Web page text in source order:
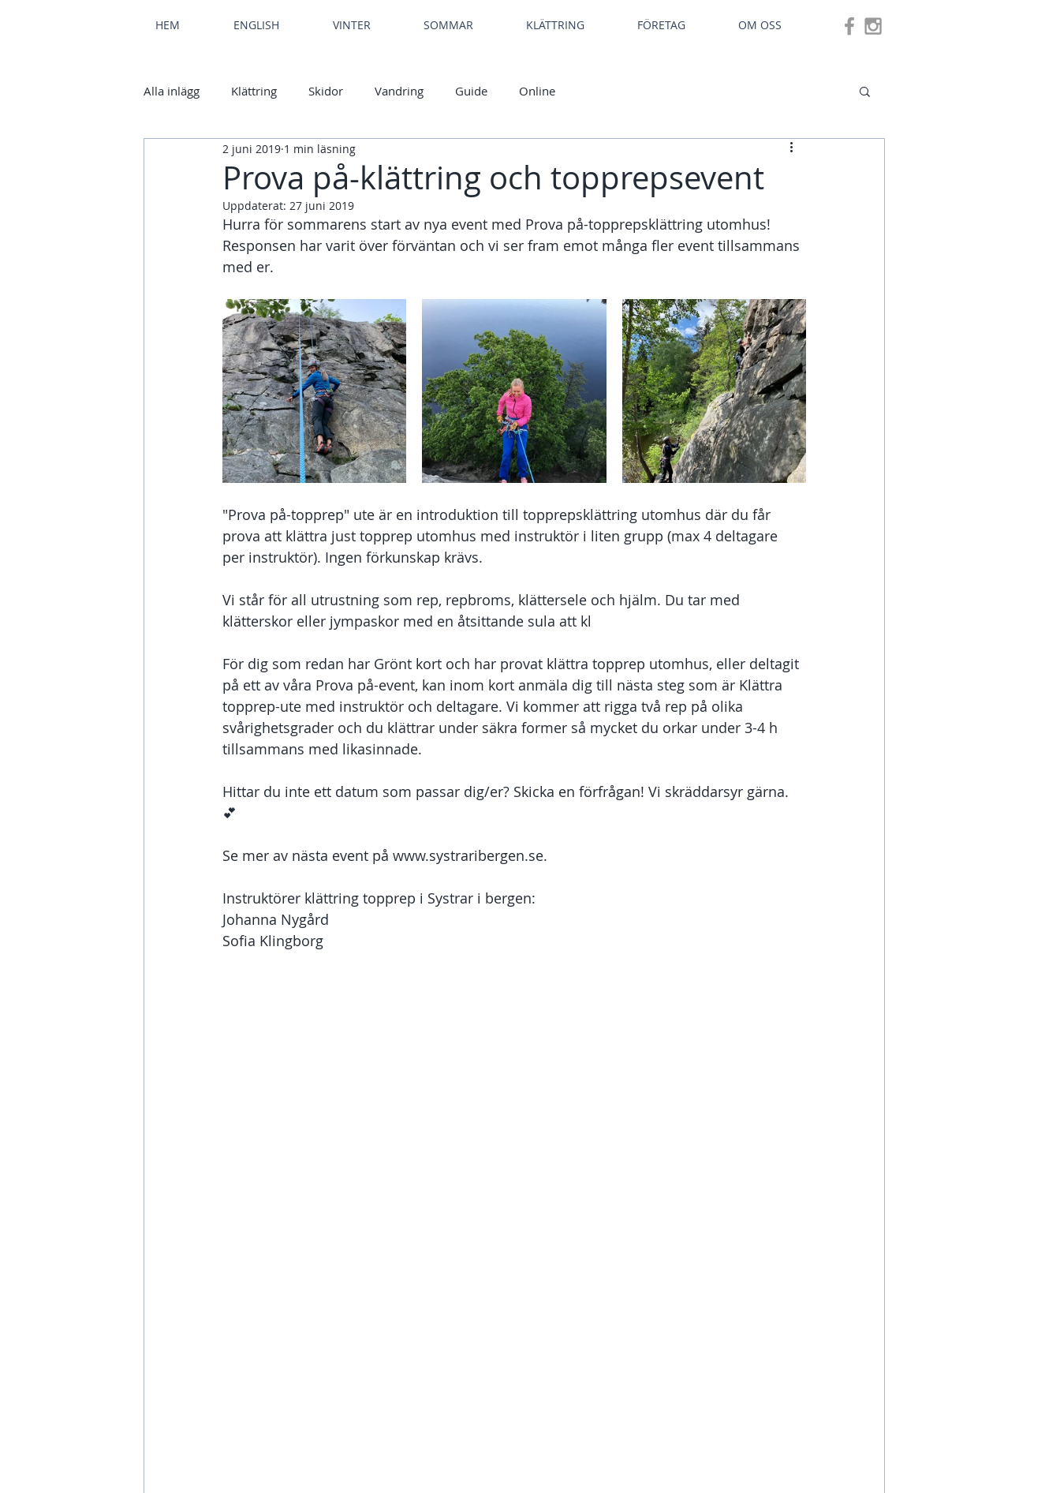
HEM ENGLISH VINTER SOMMAR KLÄTTRING FÖRETAG OM OSS
Alla inlägg Klättring Skidor Vandring Guide Online
Prova på-klättring och topprepsevent
2 juni 2019 1 min läsning
Uppdaterat: 27 juni 2019
Hurra för sommarens start av nya event med Prova på-topprepsklättring utomhus!
Responsen har varit över förväntan och vi ser fram emot många fler event tillsammans
med er.
"Prova på-topprep" ute är en introduktion till topprepsklättring utomhus där du får
prova att klättra just topprep utomhus med instruktör i liten grupp (max 4 deltagare
per instruktör). Ingen förkunskap krävs.
Vi står för all utrustning som rep, repbroms, klättersele och hjälm. Du tar med
klätterskor eller jympaskor med en åtsittande sula att kl
För dig som redan har Grönt kort och har provat klättra topprep utomhus, eller deltagit
på ett av våra Prova på-event, kan inom kort anmäla dig till nästa steg som är Klättra
topprep-ute med instruktör och deltagare. Vi kommer att rigga två rep på olika
svårighetsgrader och du klättrar under säkra former så mycket du orkar under 3-4 h
tillsammans med likasinnade.
Hittar du inte ett datum som passar dig/er? Skicka en förfrågan! Vi skräddarsyr gärna.
💕
Se mer av nästa event på www.systraribergen.se.
Instruktörer klättring topprep i Systrar i bergen:
Johanna Nygård
Sofia Klingborg